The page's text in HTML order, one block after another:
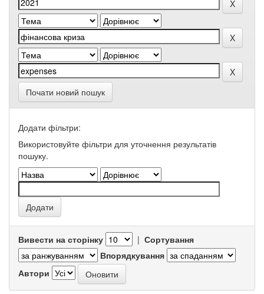
Почати новий пошук
Додати фільтри:
Використовуйте фільтри для уточнення результатів
пошуку.
Вивести на сторінку | Сортування
Впорядкування
Автори